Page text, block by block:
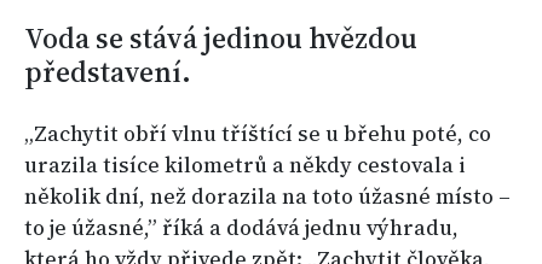
Voda se stává jedinou hvězdou
představení.
„Zachytit obří vlnu tříštící se u břehu poté, co
urazila tisíce kilometrů a někdy cestovala i
několik dní, než dorazila na toto úžasné místo –
to je úžasné,” říká a dodává jednu výhradu,